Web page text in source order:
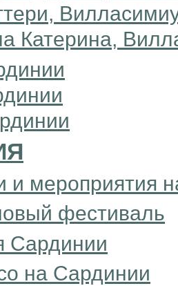
Катерина,
и мероприятия
фестиваль
Сардинии
на Сардинии